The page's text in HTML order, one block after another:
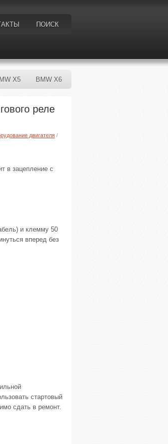
ПОИСК
X5 BMW X6
реле
двигателя /
в зацепление с
и клемму 50
вперед без
стартовый
сдать в ремонт.